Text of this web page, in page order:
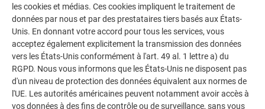
polyvalence de l’aluminium. Découvrez d’autres projets
impressionnants avec les solutions en aluminium
durables de PREFA pour toitures, systèmes solaires et
façades.
VOIR DAVANTAGE DE RÉFÉRENCES
les cookies et médias. Ces cookies impliquent le traitement de
données par nous et par des prestataires tiers basés aux États-
Unis. En donnant votre accord pour tous les services, vous
acceptez également explicitement la transmission des données
vers les États-Unis conformément à l'art. 49 al. 1 lettre a) du
RGPD. Nous vous informons que les États-Unis ne disposent pas
d'un niveau de protection des données équivalent aux normes de
l'UE. Les autorités américaines peuvent notamment avoir accès à
vos données à des fins de contrôle ou de surveillance, sans vous